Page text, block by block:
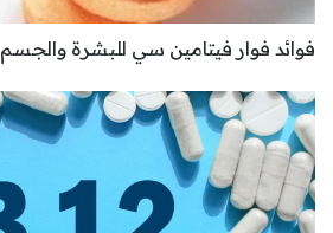
فوائد فوار فيتامين سي للبشرة والجسم